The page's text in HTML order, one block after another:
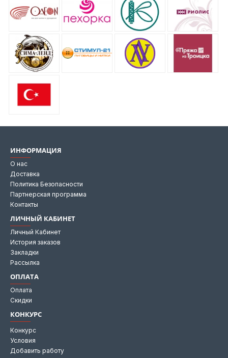
ИНФОРМАЦИЯ
О нас
Доставка
Политика Безопасности
Партнерская программа
Контакты
ЛИЧНЫЙ КАБИНЕТ
Личный Кабинет
История заказов
Закладки
Рассылка
ОПЛАТА
Оплата
Скидки
КОНКУРС
Конкурс
Условия
Добавить работу